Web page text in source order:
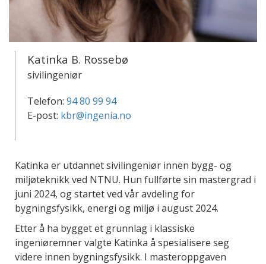
Katinka B. Rossebø
sivilingeniør
Telefon: 94 80 99 94
E-post: kbr@ingenia.no
Katinka er utdannet sivilingeniør innen bygg- og
miljøteknikk ved NTNU. Hun fullførte sin mastergrad i
juni 2024, og startet ved vår avdeling for
bygningsfysikk, energi og miljø i august 2024.
Etter å ha bygget et grunnlag i klassiske
ingeniøremner valgte Katinka å spesialisere seg
videre innen bygningsfysikk. I masteroppgaven